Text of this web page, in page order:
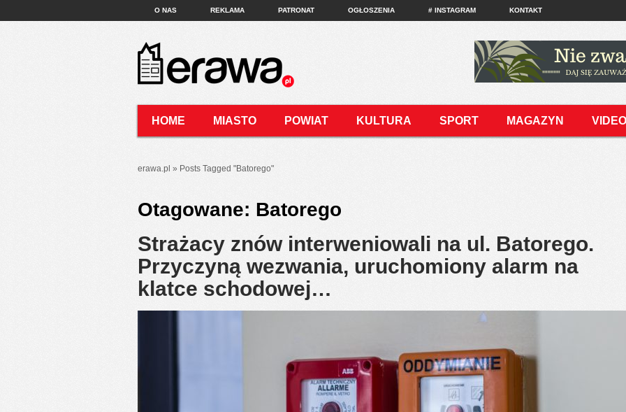
O NAS REKLAMA PATRONAT OGŁOSZENIA # INSTAGRAM KONTAKT
HOME MIASTO POWIAT KULTURA SPORT MAGAZYN VIDEO
erawa.pl » Posts Tagged "Batorego"
Otagowane: Batorego
Strażacy znów interweniowali na ul. Batorego.
Przyczyną wezwania, uruchomiony alarm na
klatce schodowej…